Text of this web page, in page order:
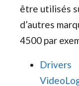
être utilisés
d’autres
4500 par
Drivers